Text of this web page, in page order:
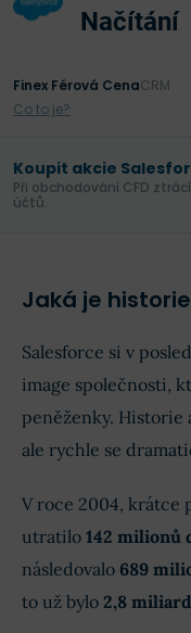
Načítání
Finex Férová CenaCRM
Co to je?
Koupit akcie
Při obchodování CFD
účtů.
Jaká je
Salesforce si v
image společnosti,
peněženky. Historie
ale rychle se
V roce 2004, krátce
utratilo 142 milionů
následovalo 689
to už bylo 2,8